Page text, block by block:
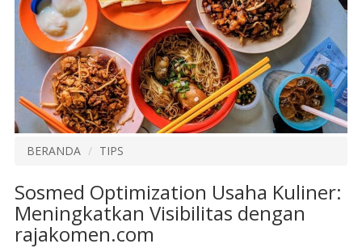
BERANDA TIPS
Sosmed Optimization Usaha Kuliner:
Meningkatkan Visibilitas dengan
rajakomen.com